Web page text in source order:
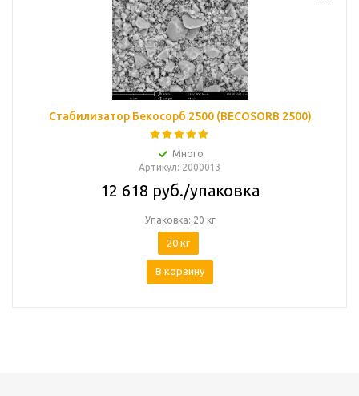
Стабилизатор Бекосорб 2500 (BECOSORB 2500)
Много
Артикул: 2000013
12 618 руб./упаковка
Упаковка: 20 кг
20 кг
В корзину